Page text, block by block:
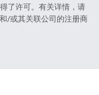
了许可。有关详情，请
/或其关联公司的注册商